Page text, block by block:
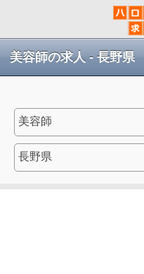
美容師の求人 - 長野県